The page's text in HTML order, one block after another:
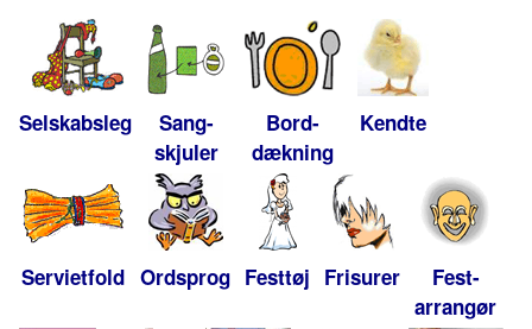
Selskabsleg
Sang-
skjuler
Bord-
dækning
Kendte
Servietfold Ordsprog Festtøj Frisurer
Fest-
arrangør